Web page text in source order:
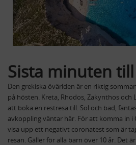
Sista minuten
Den grekiska övärlden är en riktig
på hösten. Kreta, Rhodos, Zakynthos och
att boka en restresa till. Sol och bad,
avkoppling väntar här. För att komma in i
visa upp ett negativt coronatest som är
resan. Gäller för alla barn över 10 år. Det